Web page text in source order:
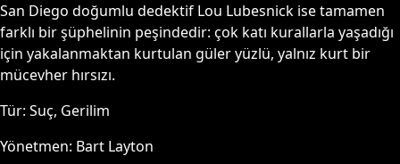
San Diego doğumlu dedektif Lou Lubesnick ise tamamen
farklı bir şüphelinin peşindedir: çok katı kurallarla yaşadığı
için yakalanmaktan kurtulan güler yüzlü, yalnız kurt bir
mücevher hırsızı.
Tür: Suç, Gerilim
Yönetmen: Bart Layton